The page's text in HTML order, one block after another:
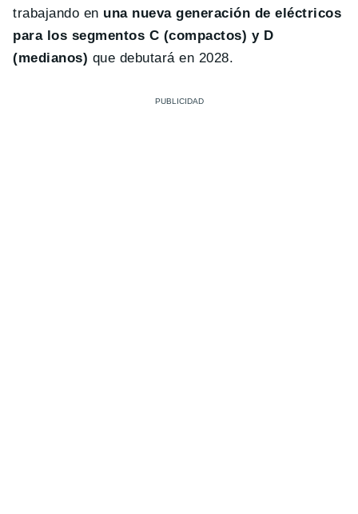
trabajando en una nueva generación de eléctricos
para los segmentos C (compactos) y D
(medianos) que debutará en 2028.